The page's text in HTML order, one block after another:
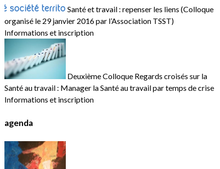
Santé et travail : repenser les liens (Colloque
organisé le 29 janvier 2016 par l’Association TSST)
Informations et inscription
Deuxième Colloque Regards croisés sur la
Santé au travail : Manager la Santé au travail par temps de crise
Informations et inscription
agenda